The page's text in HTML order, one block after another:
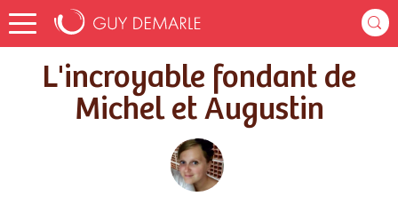
Accueil
Recettes
L'incroyable fondant de Michel et Augustin
L'incroyable fondant de
Michel et Augustin